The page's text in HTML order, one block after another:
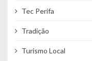
Tec Perifa
Tradição
Turismo Local